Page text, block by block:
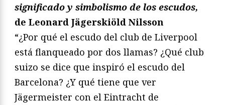
significado y simbolismo de los escudos,
de Leonard Jägerskiöld Nilsson
“¿Por qué el escudo del club de Liverpool
está flanqueado por dos llamas? ¿Qué club
suizo se dice que inspiró el escudo del
Barcelona? ¿Y qué tiene que ver
Jägermeister con el Eintracht de